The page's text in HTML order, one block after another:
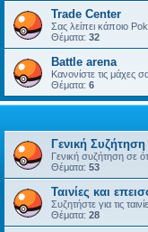
Trade Center
Σας λείπει κάποιο
Θέματα: 32
Battle arena
Κανονίστε τις μάχες
Θέματα: 6
Γενική Συζήτηση
Γενική συζήτηση σε
Θέματα: 53
Ταινίες και
Συζητήστε για τις
Θέματα: 28